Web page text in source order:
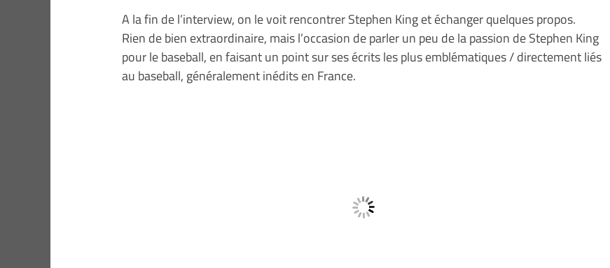
A la fin de l’interview, on le voit rencontrer Stephen King et échanger quelques propos.
Rien de bien extraordinaire, mais l’occasion de parler un peu de la passion de Stephen King
pour le baseball, en faisant un point sur ses écrits les plus emblématiques / directement liés
au baseball, généralement inédits en France.